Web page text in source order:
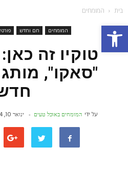
פתח סרגל נגישות
בית המומחים
המומחים חם וחדש
טוקיו זה
"סאקו", מותג
על ידי המומחים באוכל טעים - ינואר 10, 2024